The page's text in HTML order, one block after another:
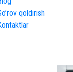
qoldirish